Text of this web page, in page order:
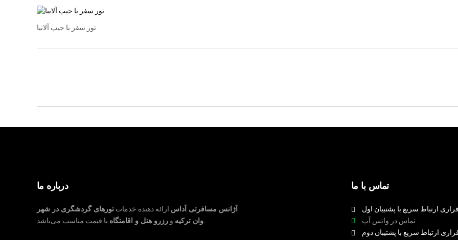
تور سفر با جیپ آلانیا
درباره ما
آژانس مسافرتی آداس ارائه دهنده خدماتتورهای گردشگری در شهر
وان ترکیه ورزرو هتل و اقامتگاه با قیمت مناسب می‌باشد.
تماس با ما
ارتباط سریع با پشتیبان اول
تماس در واتس آپ
ارتباط سریع با پشتیبان دوم